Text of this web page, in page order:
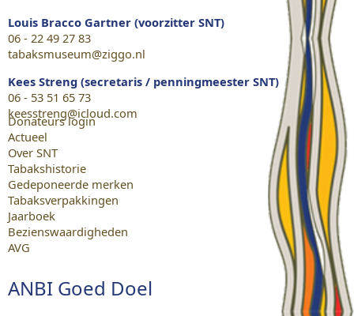
Louis Bracco Gartner (voorzitter SNT)
06 - 22 49 27 83
tabaksmuseum@ziggo.nl
Kees Streng (secretaris / penningmeester SNT)
06 - 53 51 65 73
keesstreng@icloud.com
Donateurs login
Actueel
Over SNT
Tabakshistorie
Gedeponeerde merken
Tabaksverpakkingen
Jaarboek
Bezienswaardigheden
AVG
ANBI Goed Doel